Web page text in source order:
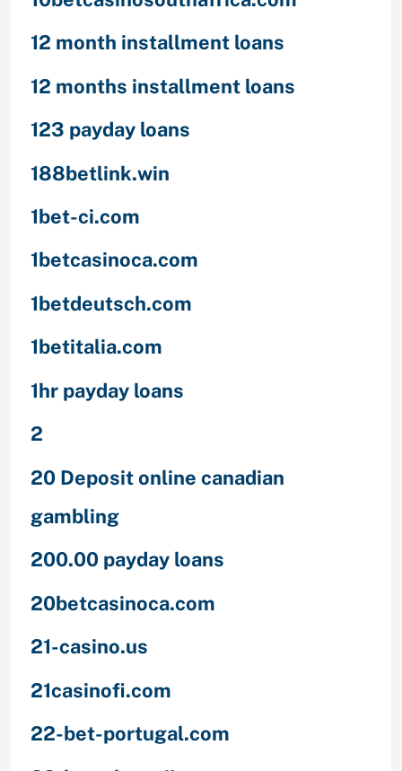
12 month installment loans
12 months installment loans
123 payday loans
188betlink.win
1bet-ci.com
1betcasinoca.com
1betdeutsch.com
1betitalia.com
1hr payday loans
2
20 Deposit online canadian
gambling
200.00 payday loans
20betcasinoca.com
21-casino.us
21casinofi.com
22-bet-portugal.com